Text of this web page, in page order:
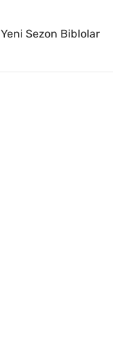
Yeni Sezon Biblolar